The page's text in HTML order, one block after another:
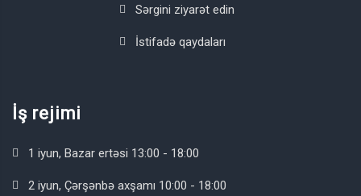
Sərgini ziyarət edin
İstifadə qaydaları
İş rejimi
1 iyun, Bazar ertəsi 13:00 - 18:00
2 iyun, Çərşənbə axşamı 10:00 - 18:00